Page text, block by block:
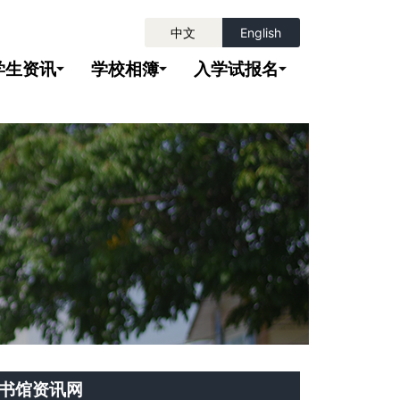
中文 English
生资讯 学校相簿 入学试报名
馆资讯网